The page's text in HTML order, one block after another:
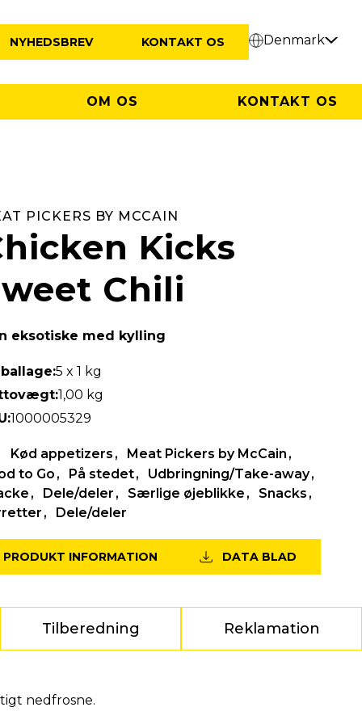
NYHEDSBREV KONTAKT OS Denmark
OM OS KONTAKT OS
PICKERS BY MCCAIN
Kicks
Chili
eksotiske med kylling
5 x 1 kg
1,00 kg
1000005329
Kød appetizers
Meat Pickers by McCain
to Go
På stedet
Udbringning/Take-away
Dele/deler Særlige øjeblikke
Snacks
Dele/deler
PRODUKT INFORMATION DATA BLAD
Tilberedning Reklamation
nedfrosne.